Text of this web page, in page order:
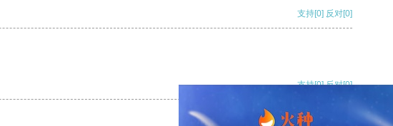
支持[0] 反对[0]
支持[0] 反对[0]